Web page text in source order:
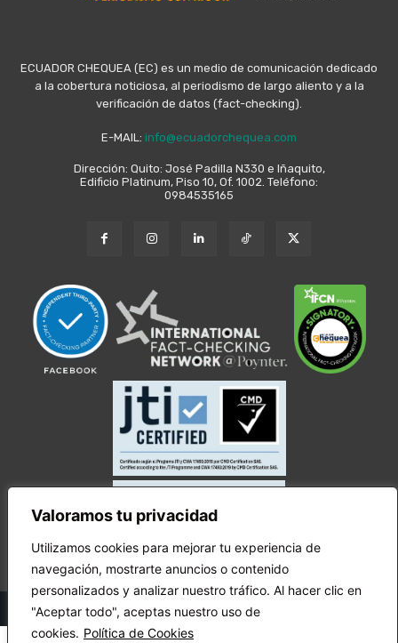
Valoramos tu privacidad
Utilizamos cookies para mejorar tu experiencia de
navegación, mostrarte anuncios o contenido
personalizados y analizar nuestro tráfico. Al hacer clic en
"Aceptar todo", aceptas nuestro uso de
cookies. Política de Cookies
ECUADOR CHEQUEA (EC) es un medio de comunicación dedicado
a la cobertura noticiosa, al periodismo de largo aliento y a la
verificación de datos (fact-checking).
E-MAIL: info@ecuadorchequea.com
Dirección: Quito: José Padilla N330 e Iñaquito,
Edificio Platinum, Piso 10, Of. 1002. Teléfono:
0984535165
© Copyright Ecuador Chequea 2025.